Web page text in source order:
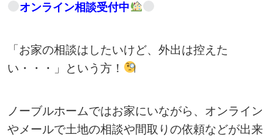
オンライン相談受付中
「お家の相談はしたいけど、外出は控えた
い・・・」という方！
ノーブルホームではお家にいながら、オンライン
やメールで土地の相談や間取りの依頼などが出来